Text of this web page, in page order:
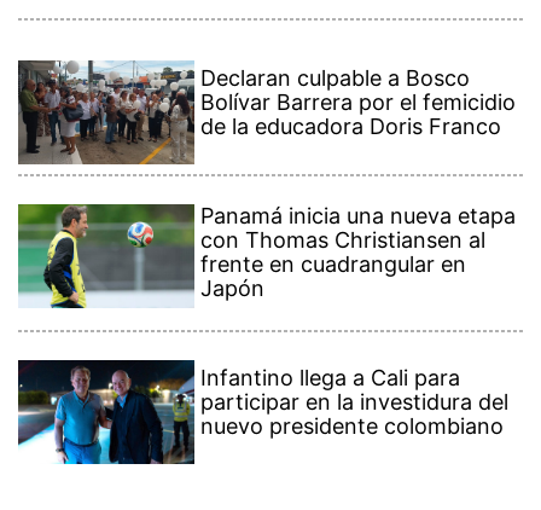
Declaran culpable a Bosco
Bolívar Barrera por el femicidio
de la educadora Doris Franco
Panamá inicia una nueva etapa
con Thomas Christiansen al
frente en cuadrangular en
Japón
Infantino llega a Cali para
participar en la investidura del
nuevo presidente colombiano